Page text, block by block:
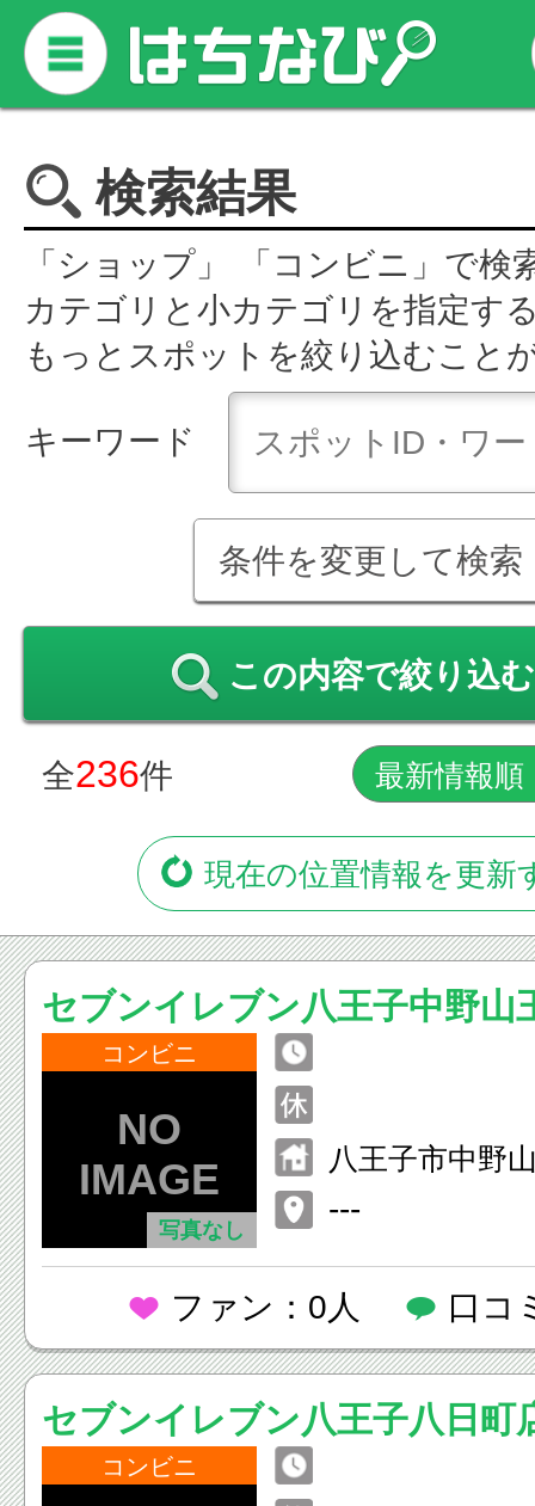
検索結果
「ショップ」 「コンビニ」で検
カテゴリと小カテゴリを指定す
もっとスポットを絞り込むこと
キーワード
条件を変更して検索
この内容で絞り込む
全236件
現在の位置情報を更新
セブンイレブン八王子中野山
コンビニ
写真なし
八王子市中野
---
ファン：0人 口コ
セブンイレブン八王子八日町
コンビニ